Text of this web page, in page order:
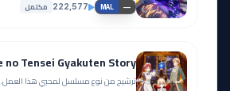
MAL —
222,577 مكتمل
ترشيح من نوع مسلسل لمحبي هذا العمل.